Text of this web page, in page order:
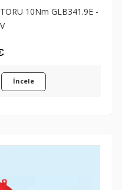
10Nm GLB341.9E -
İncele